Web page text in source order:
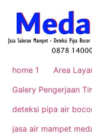
home 1
Area
Galery Pengerjaan
deteksi pipa air
jasa air mampet